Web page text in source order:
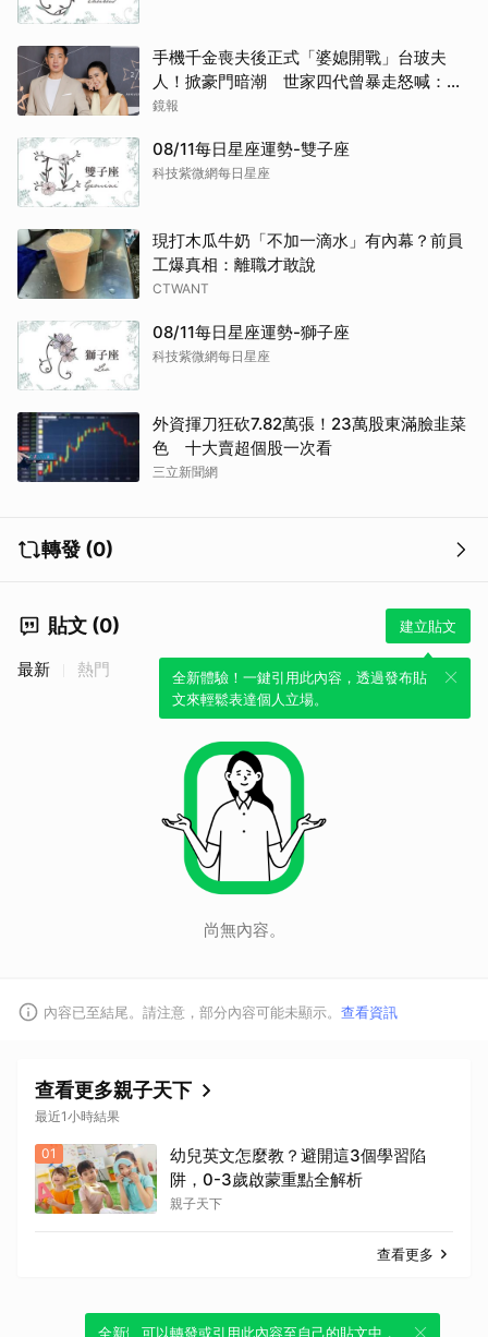
手機千金喪夫後正式「婆媳開戰」台玻夫
人！掀豪門暗潮 世家四代曾暴走怒喊：我
只是一個年輕人
鏡報
08/11每日星座運勢-雙子座
科技紫微網每日星座
現打木瓜牛奶「不加一滴水」有內幕？前員
工爆真相：離職才敢說
CTWANT
08/11每日星座運勢-獅子座
科技紫微網每日星座
外資揮刀狂砍7.82萬張！23萬股東滿臉韭菜
色 十大賣超個股一次看
三立新聞網
轉發 (0)
貼文 (0) 建立貼文
全新體驗！一鍵引用此內容，透過發布貼
文來輕鬆表達個人立場。
最新 熱門
尚無內容。
內容已至結尾。請注意，部分內容可能未顯示。 查看資訊
查看更多親子天下
最近1小時結果
01
幼兒英文怎麼教？避開這3個學習陷
阱，0-3歲啟蒙重點全解析
親子天下
查看更多
全新體驗！一鍵引用此內容，透過發布貼
可以轉發或引用此內容至自己的貼文中，